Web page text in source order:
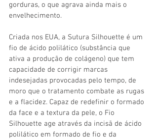
gorduras, o que agrava ainda mais o
envelhecimento.
Criada nos EUA, a Sutura Silhouette é um
fio de ácido polilático (substância que
ativa a produção de colágeno) que tem
capacidade de corrigir marcas
indesejadas provocadas pelo tempo, de
moro que o tratamento combate as rugas
e a flacidez. Capaz de redefinir o formado
da face e a textura da pele, o Fio
Silhouette age através da incisã de ácido
polilático em formado de fio e da